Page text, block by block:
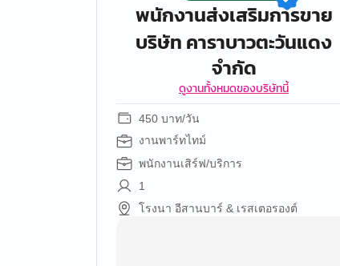
พนักงานส่งเสริมการขาย
บริษัท คาราบาวตะวันแดง
จำกัด
ดูงานทั้งหมดของบริษัทนี้
450 บาท/วัน
งานพาร์ทไทม์
พนักงานเสิร์ฟ/บริการ
1
โรงนา อีสานบาร์ & เรสเตอรองต์